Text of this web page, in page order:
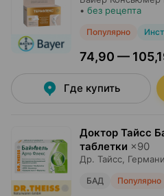
• без рецепта
Популярно
74,90 —
Где купить
Доктор Тайсс
таблетки ×90
Др. Тайсс ,
БАД Популярно